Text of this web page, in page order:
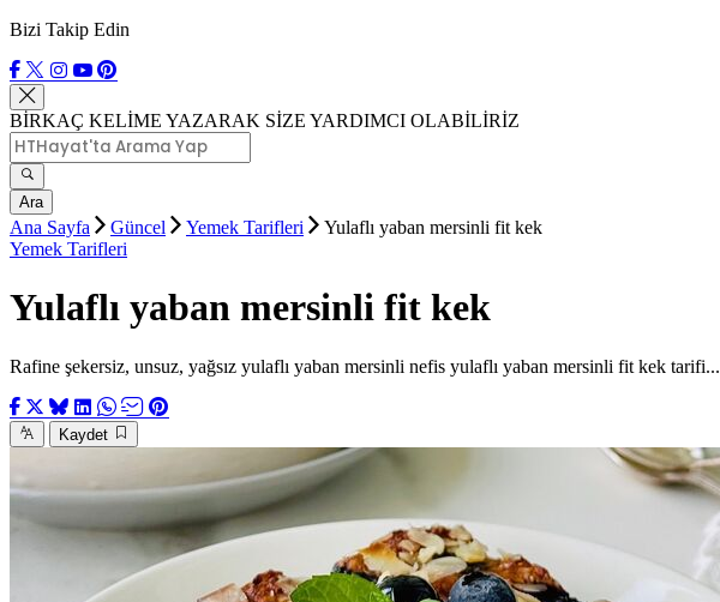
Bizi Takip Edin
BİRKAÇ KELİME YAZARAK SİZE YARDIMCI OLABİLİRİZ
Ara
Ana Sayfa Güncel Yemek Tarifleri
Yulaflı yaban mersinli fit kek
Yemek Tarifleri
Yulaflı yaban mersinli fit kek
Rafine şekersiz, unsuz, yağsız yulaflı yaban mersinli nefis yulaflı yaban mersinli fit kek tarifi...
Kaydet